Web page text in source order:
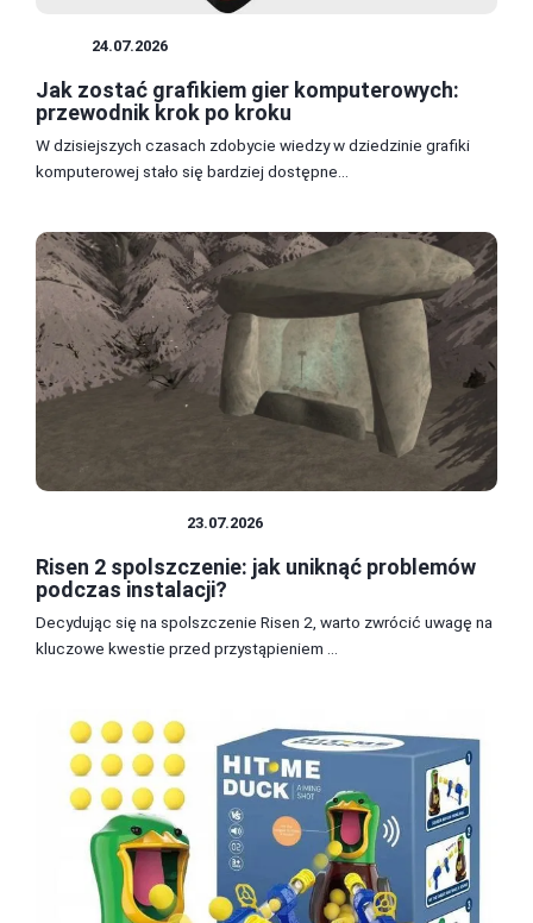
24.07.2026
Jak zostać grafikiem gier komputerowych:
przewodnik krok po kroku
W dzisiejszych czasach zdobycie wiedzy w dziedzinie grafiki
komputerowej stało się bardziej dostępne...
23.07.2026
Risen 2 spolszczenie: jak uniknąć problemów
podczas instalacji?
Decydując się na spolszczenie Risen 2, warto zwrócić uwagę na
kluczowe kwestie przed przystąpieniem ...